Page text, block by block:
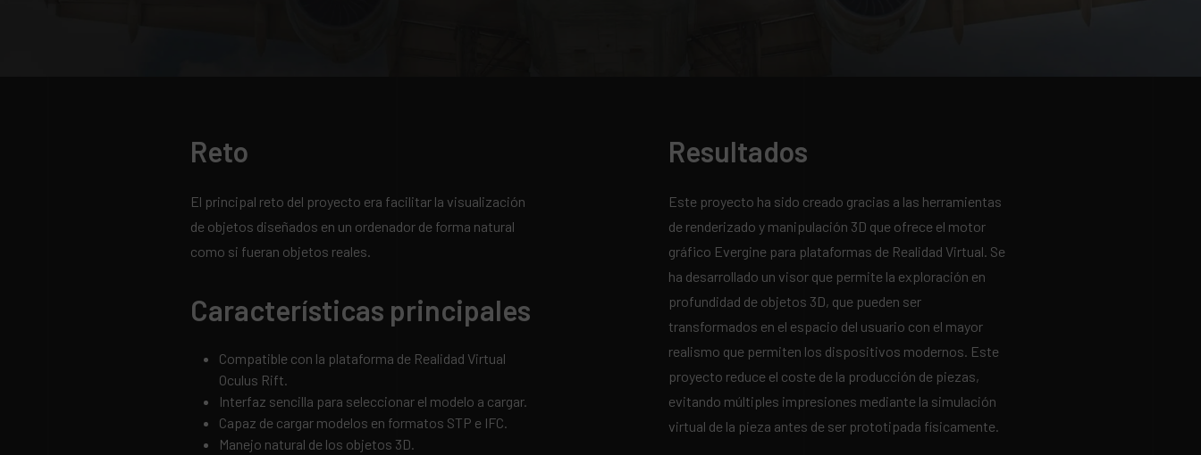
Reto
El principal reto del proyecto era facilitar la visualización
de objetos diseñados en un ordenador de forma natural
como si fueran objetos reales.
Características principales
Compatible con la plataforma de Realidad Virtual
Oculus Rift.
Interfaz sencilla para seleccionar el modelo a cargar.
Capaz de cargar modelos en formatos STP e IFC.
Manejo natural de los objetos 3D.
Resultados
Este proyecto ha sido creado gracias a las herramientas
de renderizado y manipulación 3D que ofrece el motor
gráfico Evergine para plataformas de Realidad Virtual. Se
ha desarrollado un visor que permite la exploración en
profundidad de objetos 3D, que pueden ser
transformados en el espacio del usuario con el mayor
realismo que permiten los dispositivos modernos. Este
proyecto reduce el coste de la producción de piezas,
evitando múltiples impresiones mediante la simulación
virtual de la pieza antes de ser prototipada físicamente.